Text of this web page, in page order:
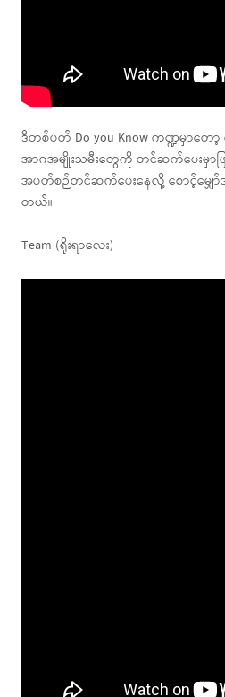
ဒီတစ်ပတ် Do you Know ကဏ္ဍမှာတော့ က
အာဂအမျိုးသမီးတွေကို တင်ဆက်ပေးမှာ
အပတ်စဉ်တင်ဆက်ပေးနေလို့ စောင့်မျှော်
တယ်။
Team (ရိုးရာလေး)